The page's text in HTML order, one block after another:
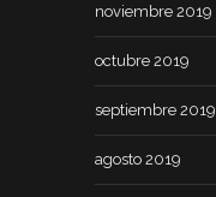
noviembre 2019
octubre 2019
septiembre 2019
agosto 2019